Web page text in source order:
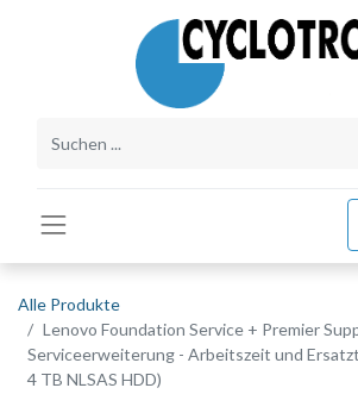
Alle Produkte
Lenovo Foundation Service + Premier
Serviceerweiterung - Arbeitszeit und
4 TB NLSAS HDD)